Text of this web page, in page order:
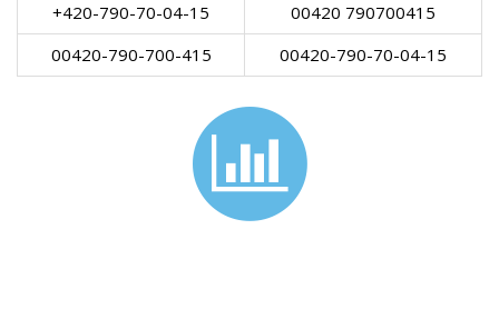
+420-790-70-04-15
00420 790700415
00420-790-700-415
00420-790-70-04-15